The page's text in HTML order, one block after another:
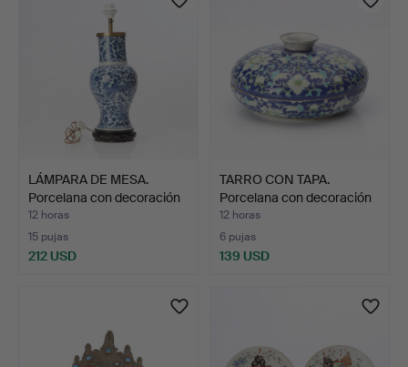
LÁMPARA DE MESA.
Porcelana con decoración
…
12 horas
15 pujas
212 USD
TARRO CON TAPA.
Porcelana con decoración
p…
12 horas
6 pujas
139 USD